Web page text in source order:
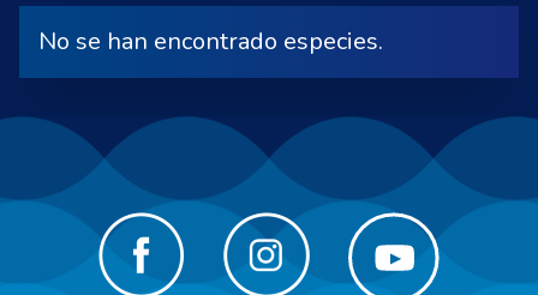
No se han encontrado especies.